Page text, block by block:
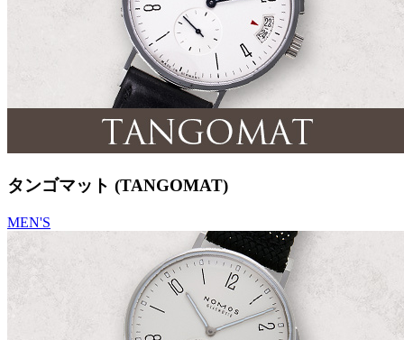
タンゴマット (TANGOMAT)
MEN'S